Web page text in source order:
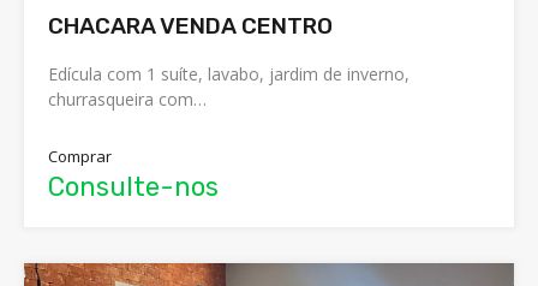
CHACARA VENDA CENTRO
Edícula com 1 suíte, lavabo, jardim de inverno,
churrasqueira com…
Comprar
Consulte-nos